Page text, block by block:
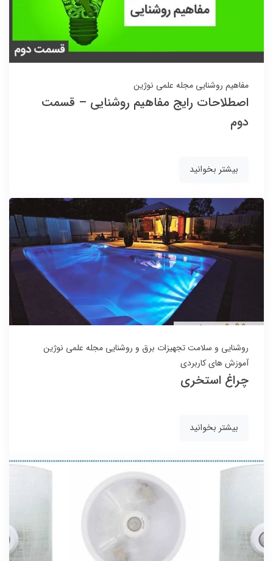
مفاهیم روشنایی مجله علمی نوژین
اصطلاحات رایج مفاهیم روشنایی – قسمت
دوم
بیشتر بخوانید
روشنایی و سلامتتجهیزات برق و روشنایی مجله علمی نوژین
آموزش های کاربردی
چراغ استخری
بیشتر بخوانید